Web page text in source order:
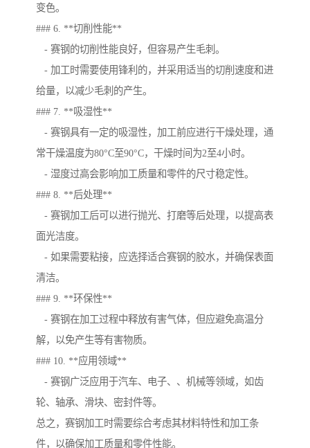
变色。
### 6. **切削性能**
- 赛钢的切削性能良好，但容易产生毛刺。
- 加工时需要使用锋利的，并采用适当的切削速度和进
给量，以减少毛刺的产生。
### 7. **吸湿性**
- 赛钢具有一定的吸湿性，加工前应进行干燥处理，通
常干燥温度为80°C至90°C，干燥时间为2至4小时。
- 湿度过高会影响加工质量和零件的尺寸稳定性。
### 8. **后处理**
- 赛钢加工后可以进行抛光、打磨等后处理，以提高表
面光洁度。
- 如果需要粘接，应选择适合赛钢的胶水，并确保表面
清洁。
### 9. **环保性**
- 赛钢在加工过程中释放有害气体，但应避免高温分
解，以免产生等有害物质。
### 10. **应用领域**
- 赛钢广泛应用于汽车、电子、、机械等领域，如齿
轮、轴承、滑块、密封件等。
总之，赛钢加工时需要综合考虑其材料特性和加工条
件，以确保加工质量和零件性能。